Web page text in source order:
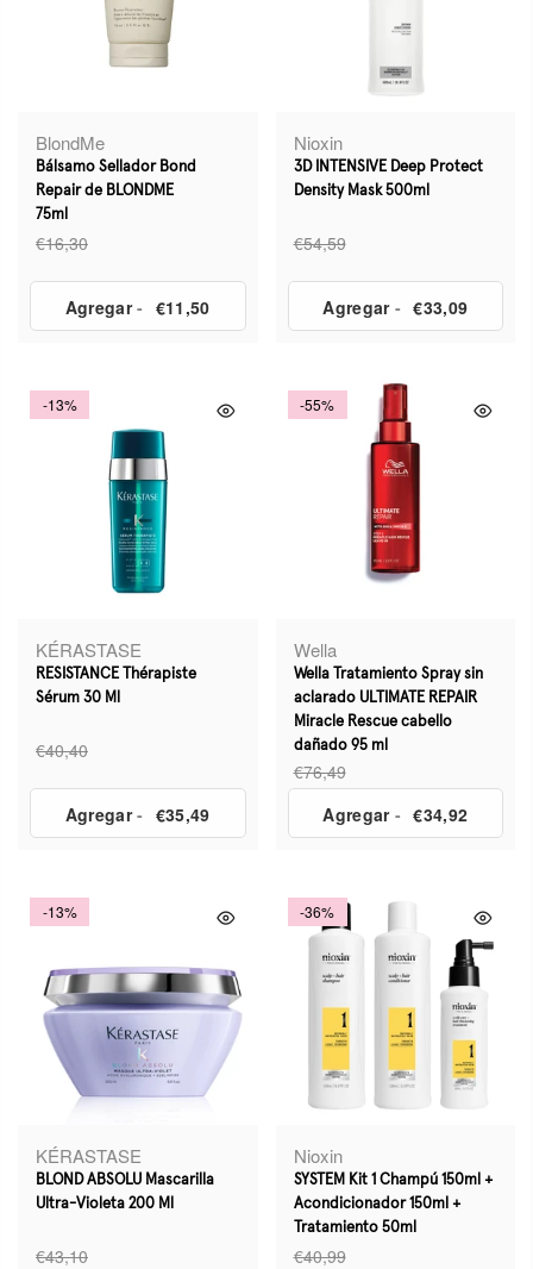
BlondMe
Bálsamo Sellador Bond
Repair de BLONDME
75ml
€16,30
Agregar- €11,50
Nioxin
3D INTENSIVE Deep Protect
Density Mask 500ml
€54,59
Agregar- €33,09
-13%
KÉRASTASE
RESISTANCE Thérapiste
Sérum 30 Ml
€40,40
Agregar- €35,49
-55%
Wella
Wella Tratamiento Spray sin
aclarado ULTIMATE REPAIR
Miracle Rescue cabello
dañado 95 ml
€76,49
Agregar- €34,92
-13%
KÉRASTASE
BLOND ABSOLU Mascarilla
Ultra-Violeta 200 Ml
€43,10
-36%
Nioxin
SYSTEM Kit 1 Champú 150ml +
Acondicionador 150ml +
Tratamiento 50ml
€40,99